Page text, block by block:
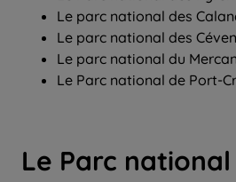
Le parc national des
Le parc national des
Le parc national du
Le Parc national de Port-
Le Parc